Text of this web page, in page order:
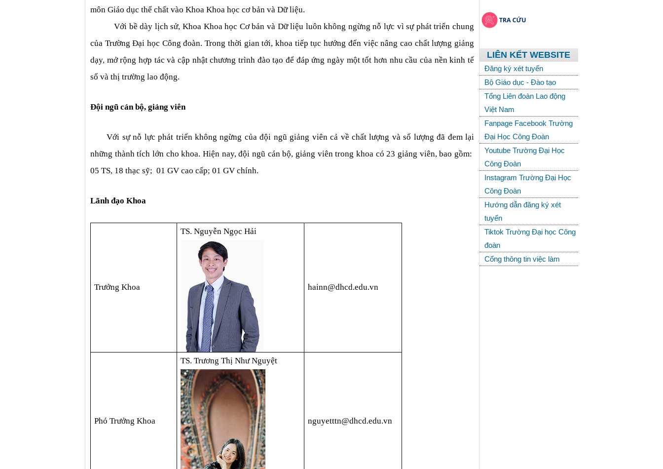
môn Giáo dục thể chất vào Khoa Khoa học cơ bản và Dữ liệu.
Với bề dày lịch sử, Khoa Khoa học Cơ bản và Dữ liệu luôn không ngừng nỗ lực vì sự phát triển chung
của Trường Đại học Công đoàn. Trong thời gian tới, khoa tiếp tục hướng đến việc nâng cao chất lượng giảng
dạy, mở rộng hợp tác và cập nhật chương trình đào tạo để đáp ứng ngày một tốt hơn nhu cầu của nền kinh tế
số và thị trường lao động.
Đội ngũ cán bộ, giảng viên
Với sự nỗ lực phát triển không ngừng của đội ngũ giảng viên cả về chất lượng và số lượng đã đem lại
những thành tích lớn cho khoa. Hiện nay, đội ngũ cán bộ, giảng viên trong khoa có 23 giảng viên, bao gồm:
05 TS, 18 thạc sỹ;  01 GV cao cấp; 01 GV chính.
Lãnh đạo Khoa
Trưởng Khoa
TS. Nguyễn Ngọc Hải
hainn@dhcd.edu.vn
Phó Trưởng Khoa
TS. Trương Thị Như Nguyệt
nguyetttn@dhcd.edu.vn
LIÊN KẾT WEBSITE
Đăng ký xét tuyển
Bộ Giáo dục - Đào tạo
Tổng Liên đoàn Lao động
Việt Nam
Fanpage Facebook Trường
Đại Học Công Đoàn
Youtube Trường Đại Học
Công Đoàn
Instagram Trường Đại Học
Công Đoàn
Hướng dẫn đăng ký xét
tuyển
Tiktok Trường Đại học Công
đoàn
Cổng thông tin việc làm